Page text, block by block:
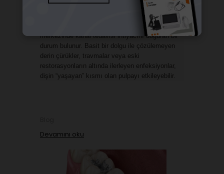
Dişinizin içinde zonklayan, geceleri “bunu kesin
çürük yapıyor” dedirten o sızı… Çoğu zaman işin
merkezinde kanal tedavisi ihtiyacını doğuran bir
durum bulunur. Basit bir dolgu ile çözülemeyen
derin çürükler, travmalar veya eski
restorasyonların altında ilerleyen enfeksiyonlar,
dişin “yaşayan” kısmı olan pulpayı etkileyebilir.
Devamını oku